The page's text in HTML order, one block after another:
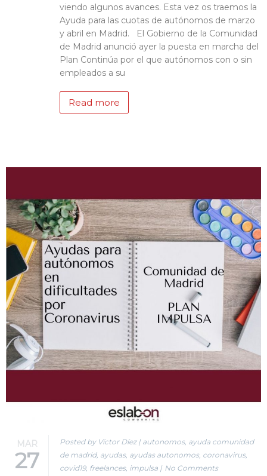
viendo algunos avances. Esta vez os traemos la
Ayuda para las cuotas de autónomos de marzo
y abril en Madrid. El Gobierno de la Comunidad
de Madrid anunció ayer la puesta en marcha del
Plan Continúa por el que autónomos con o sin
empleados a su
Read more
MAR
27
Posted by Víctor Díez| autonomos, ayuda comunidad
de madrid, ayudas, ayudas autonomos, coronavirus,
covid19, freelances, impulsa | No Comments